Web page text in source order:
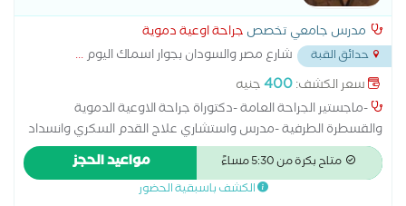
مدرس جامعي تخصص جراحة اوعية دموية
حدائق القبة شارع مصر والسودان بجوار اسماك اليوم...
سعر الكشف:400جنيه
-ماجستير الجراحة العامة -دكتوراة جراحة الاوعية الدموية
والقسطرة الطرفية -مدرس واستشاري علاج القدم السكري وانسداد
الشرايين وغرغرينا الاطراف ودوالي الساقين بالطرق المختلفة ( الحقن
الرغوي- قسطرة الليزر والطرق الجراحية) وعمليات عمليات الغسيل
الكلوي -زميل الكليّة الملكية للجراحين بإنجلترا. -الزمالة المصرية في
متاح بكرة من 5:30 مساءً مواعيد الحجز
الكشف باسبقية الحضور